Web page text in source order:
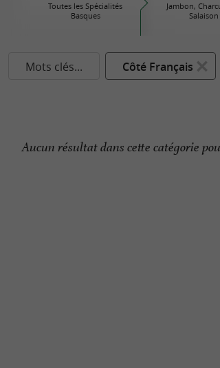
Toutes les Spécialités
Basques
Jambon,
Salaison
Mots clés... Côté Français
Aucun résultat dans cette catégorie